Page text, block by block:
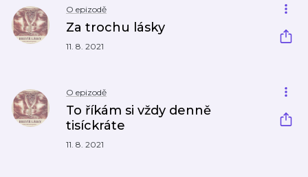
O epizodě
Za trochu lásky
11. 8. 2021
O epizodě
To říkám si vždy denně
tisíckráte
11. 8. 2021